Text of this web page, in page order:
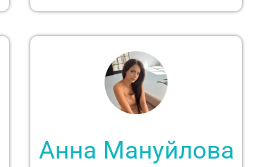
Анна Мануйлова